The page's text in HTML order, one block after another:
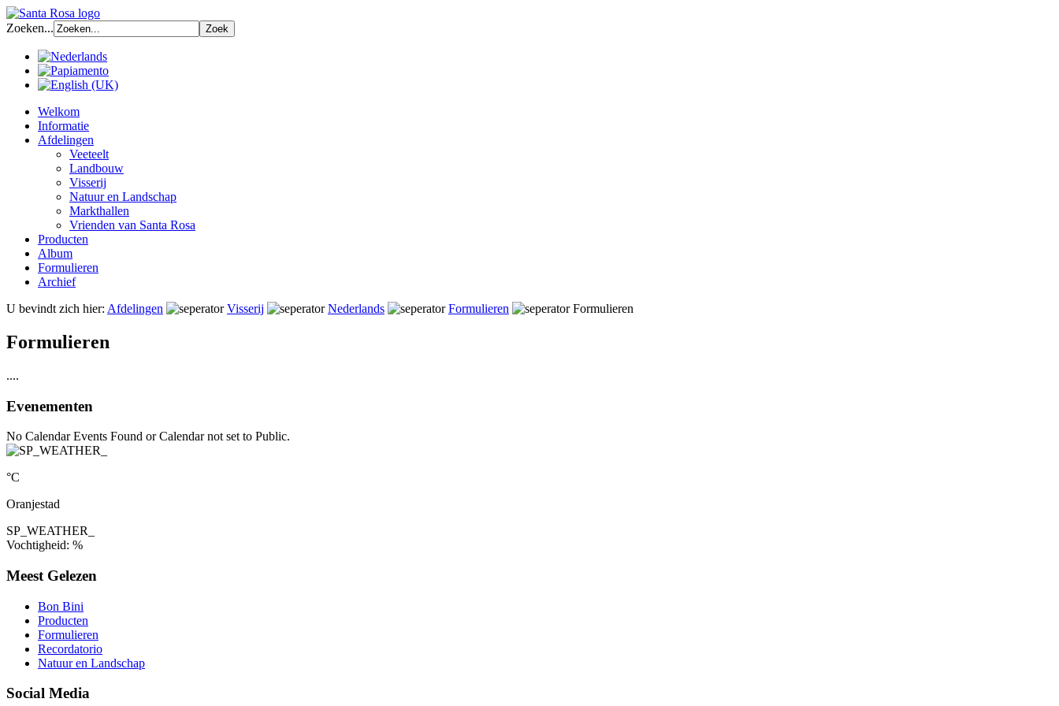
Zoeken...
Welkom
Informatie
Afdelingen
Veeteelt
Landbouw
Visserij
Natuur en Landschap
Markthallen
Vrienden van Santa Rosa
Producten
Album
Formulieren
Archief
U bevindt zich hier: Afdelingen Visserij Nederlands Formulieren Formulieren
Formulieren
....
Evenementen
No Calendar Events Found or Calendar not set to Public.
°C
Oranjestad
SP_WEATHER_
Vochtigheid: %
Meest Gelezen
Bon Bini
Producten
Formulieren
Recordatorio
Natuur en Landschap
Social Media